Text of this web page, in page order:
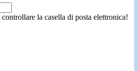
la casella di posta elettronica!